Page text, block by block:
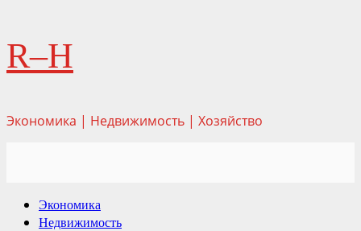
Перейти
содержимому
R–H
Экономика | Недвижимость | Хозяйство
Основное
меню
Экономика
Недвижимость